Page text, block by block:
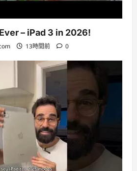
– iPad 3 in 2026!
13時間前 0